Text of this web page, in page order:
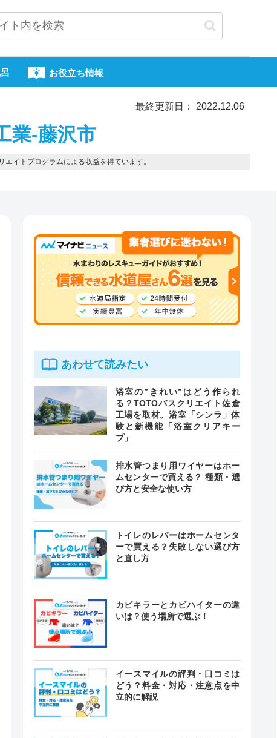
お役立ち情報
最終更新日： 2022.12.06
業-藤沢市
イトプログラムによる収益を得ています。
あわせて読みたい
浴室の”きれい”はどう作られ
る？TOTOバスクリエイト佐倉
工場を取材。浴室「シンラ」体
験と新機能「浴室クリアキー
プ」
排水管つまり用ワイヤーはホー
ムセンターで買える？ 種類・選
び方と安全な使い方
トイレのレバーはホームセンタ
ーで買える？失敗しない選び方
と直し方
カビキラーとカビハイターの違
いは？使う場所で選ぶ！
イースマイルの評判・口コミは
どう？料金・対応・注意点を中
立的に解説